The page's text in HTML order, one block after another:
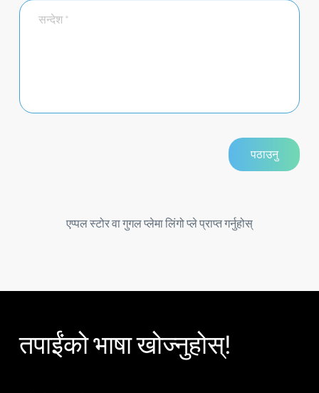
एप्पल स्टोर वा गुगल प्लेमा लिंगो प्ले प्राप्त गर्नुहोस्
तपाईंको भाषा खोज्नुहोस्!